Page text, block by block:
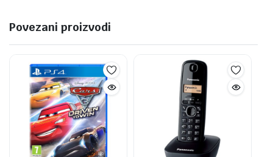
Povezani proizvodi